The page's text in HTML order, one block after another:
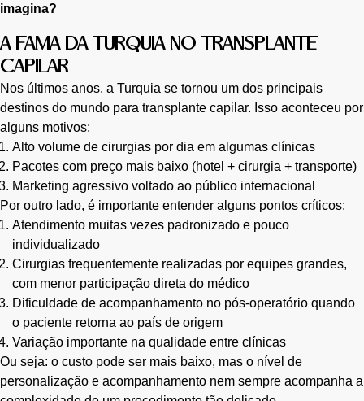
imagina?
A FAMA DA TURQUIA NO TRANSPLANTE
CAPILAR
Nos últimos anos, a Turquia se tornou um dos principais
destinos do mundo para transplante capilar. Isso aconteceu por
alguns motivos:
Alto volume de cirurgias por dia em algumas clínicas
Pacotes com preço mais baixo (hotel + cirurgia + transporte)
Marketing agressivo voltado ao público internacional
Por outro lado, é importante entender alguns pontos críticos:
Atendimento muitas vezes padronizado e pouco
individualizado
Cirurgias frequentemente realizadas por equipes grandes,
com menor participação direta do médico
Dificuldade de acompanhamento no pós-operatório quando
o paciente retorna ao país de origem
Variação importante na qualidade entre clínicas
Ou seja: o custo pode ser mais baixo, mas o nível de
personalização e acompanhamento nem sempre acompanha a